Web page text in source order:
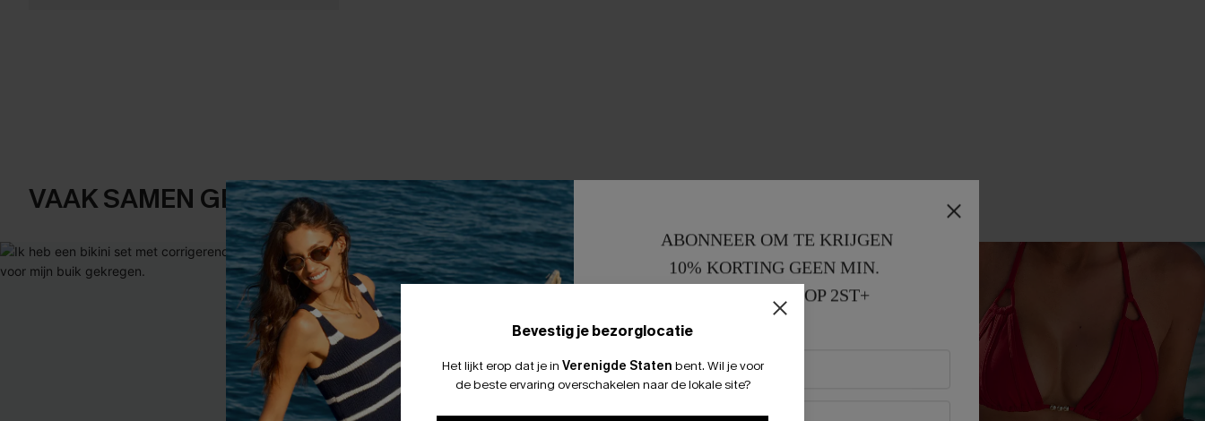
VAAK SAMEN GEKOCHT
Bevestig je bezorglocatie
Het lijkt erop dat je in Verenigde Staten bent. Wil je voor
de beste ervaring overschakelen naar de lokale site?
ABONNEER OM TE KRIJGEN
10% KORTING GEEN MIN.
15% KORTING OP 2ST+